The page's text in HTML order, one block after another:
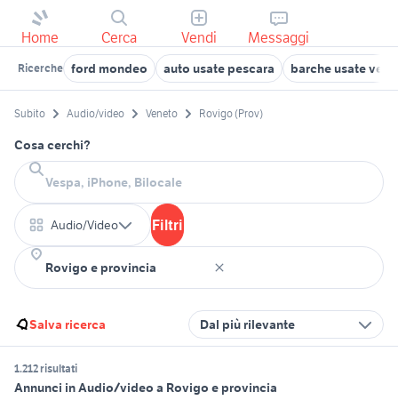
Home Cerca Vendi Messaggi
Ricerche ford mondeo auto usate pescara barche usate
Subito Audio/video Veneto Rovigo (Prov)
Cosa cerchi?
Audio/Video Filtri
Salva ricerca Dal più rilevante
1.212 risultati
Annunci in Audio/video a Rovigo e provincia